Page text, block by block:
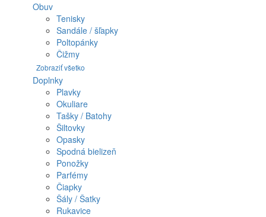
Obuv
Tenisky
Sandále / šľapky
Poltopánky
Čižmy
Zobraziť všetko
Doplnky
Plavky
Okuliare
Tašky / Batohy
Šiltovky
Opasky
Spodná bielizeň
Ponožky
Parfémy
Čiapky
Šály / Šatky
Rukavice